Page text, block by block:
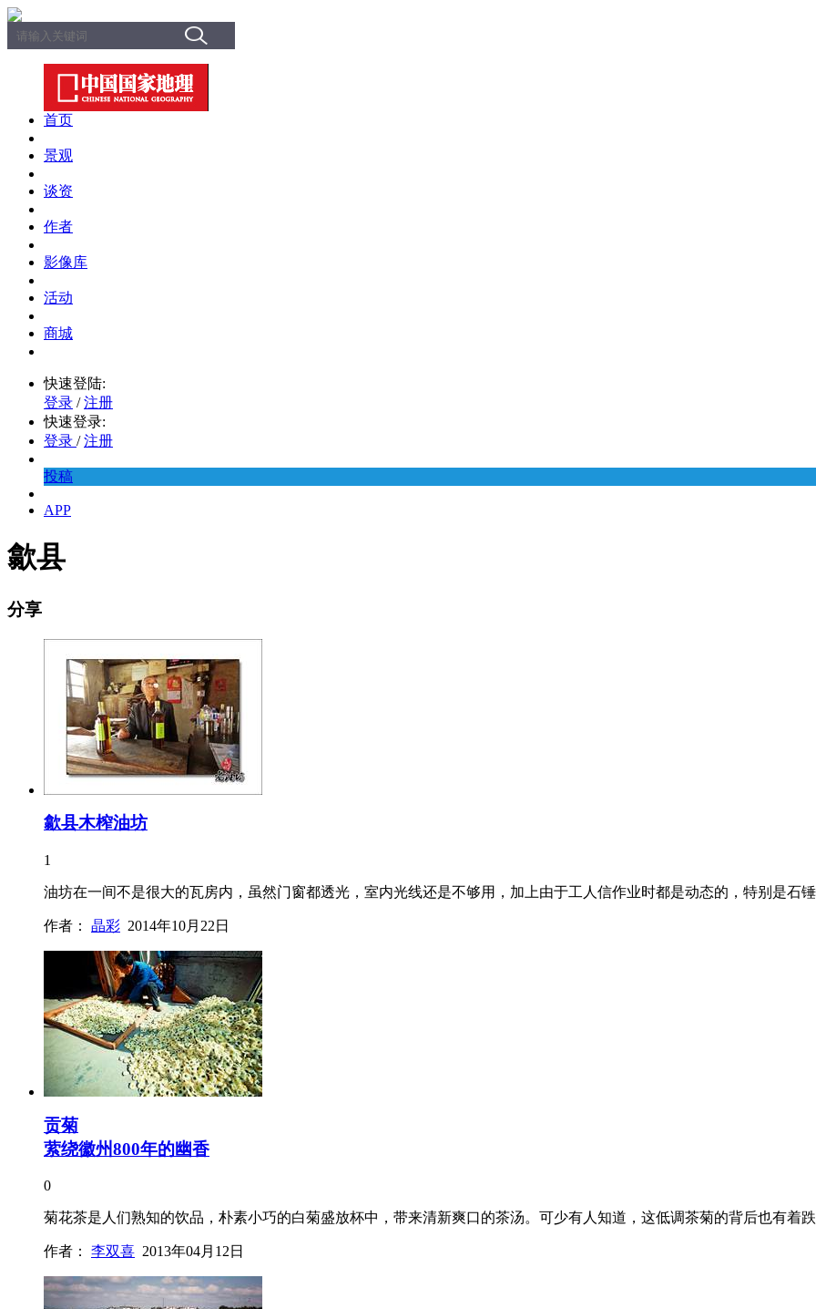
首页
景观
谈资
作者
影像库
活动
商城
快速登陆:
登录 / 注册
快速登录:
登录 / 注册
投稿
APP
歙县
分享
歙县木榨油坊
1
油坊在一间不是很大的瓦房内，虽然门窗都透光，室内光线还是不够用，加上由于工人信作业时都是动态的，特别是
作者： 晶彩 2014年10月22日
贡菊
萦绕徽州800年的幽香
0
菊花茶是人们熟知的饮品，朴素小巧的白菊盛放杯中，带来清新爽口的茶汤。可少有人知道，这低调茶菊的背后也有
作者： 李双喜 2013年04月12日